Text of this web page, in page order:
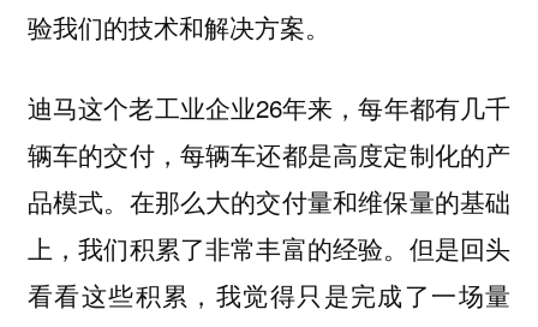
验我们的技术和解决方案。
迪马这个老工业企业26年来，每年都有几千
辆车的交付，每辆车还都是高度定制化的产
品模式。在那么大的交付量和维保量的基础
上，我们积累了非常丰富的经验。但是回头
看看这些积累，我觉得只是完成了一场量